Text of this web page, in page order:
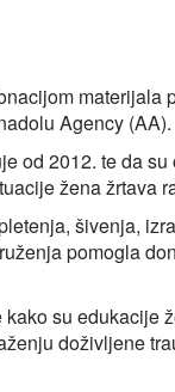
materijala
Agency (AA).
od 2012. te da
žena žrtava
šivenja,
pomogla
su edukacije
doživljene